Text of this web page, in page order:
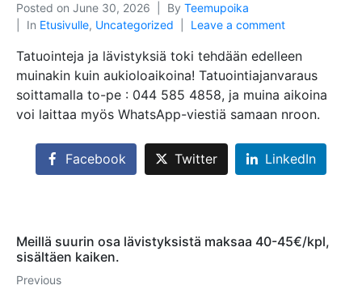
Posted on June 30, 2026 By Teemupoika
In Etusivulle, Uncategorized Leave a comment
Tatuointeja ja lävistyksiä toki tehdään edelleen
muinakin kuin aukioloaikoina! Tatuointiajanvaraus
soittamalla to-pe : 044 585 4858, ja muina aikoina
voi laittaa myös WhatsApp-viestiä samaan nroon.
Facebook Twitter LinkedIn
Meillä suurin osa lävistyksistä maksaa 40-45€/kpl,
sisältäen kaiken.
Previous